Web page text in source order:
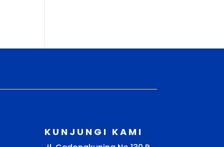
KUNJUNGI KAMI